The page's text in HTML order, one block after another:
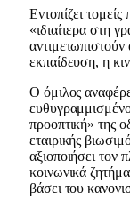
Εντοπίζει
«ιδιαίτερα στη
εκπαίδευση, η
Ο όμιλος
προοπτική» της
εταιρικής
αξιοποιήσει τον
κοινωνικά
βάσει του